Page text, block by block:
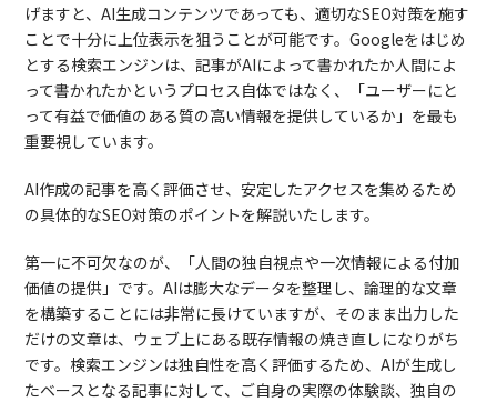
げますと、AI生成コンテンツであっても、適切なSEO対策を施す
ことで十分に上位表示を狙うことが可能です。Googleをはじめ
とする検索エンジンは、記事がAIによって書かれたか人間によ
って書かれたかというプロセス自体ではなく、「ユーザーにと
って有益で価値のある質の高い情報を提供しているか」を最も
重要視しています。
AI作成の記事を高く評価させ、安定したアクセスを集めるため
の具体的なSEO対策のポイントを解説いたします。
第一に不可欠なのが、「人間の独自視点や一次情報による付加
価値の提供」です。AIは膨大なデータを整理し、論理的な文章
を構築することには非常に長けていますが、そのまま出力した
だけの文章は、ウェブ上にある既存情報の焼き直しになりがち
です。検索エンジンは独自性を高く評価するため、AIが生成し
たベースとなる記事に対して、ご自身の実際の体験談、独自の